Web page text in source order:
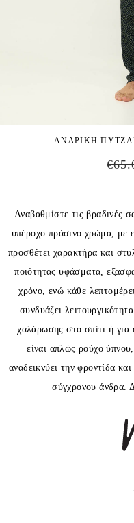
ΑΝΔΡΙΚΗ
€
Αναβαθμίστε τις βραδινές
υπέροχο πράσινο χρώμα, με
προσθέτει χαρακτήρα και
ποιότητας υφάσματα,
χρόνο, ενώ κάθε
συνδυάζει
χαλάρωσης στο σπίτι ή
είναι απλώς ρούχο
αναδεικνύει την φροντίδα
σύγχρονου άνδρα.